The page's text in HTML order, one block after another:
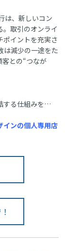
は、新しいコン
取引のオンライ
ポイントを充実さ
は減少の一途をた
客との“つなが
する仕組みを…
インの個人専用店